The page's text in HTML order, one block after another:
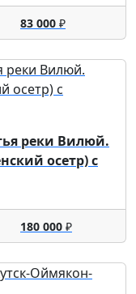
83 000₽
реки Вилюй.
осетр) с
180 000₽